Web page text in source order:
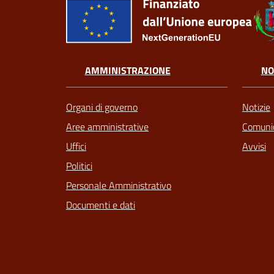
AMMINISTRAZIONE
Organi di governo
Aree amministrative
Uffici
Politici
Personale Amministrativo
Documenti e dati
Notizie
Avvisi